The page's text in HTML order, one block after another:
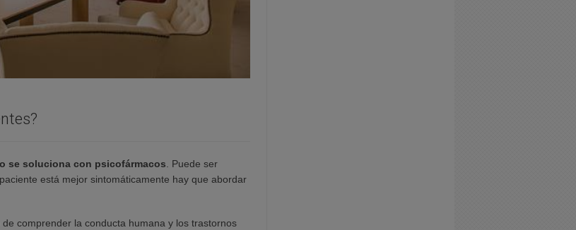
se soluciona con psicofármacos. Puede ser
está mejor sintomáticamente hay que abordar
comprender la conducta humana y los trastornos